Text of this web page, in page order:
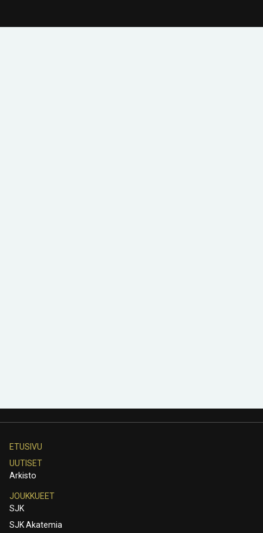
ETUSIVU
UUTISET
Arkisto
JOUKKUEET
SJK
SJK Akatemia